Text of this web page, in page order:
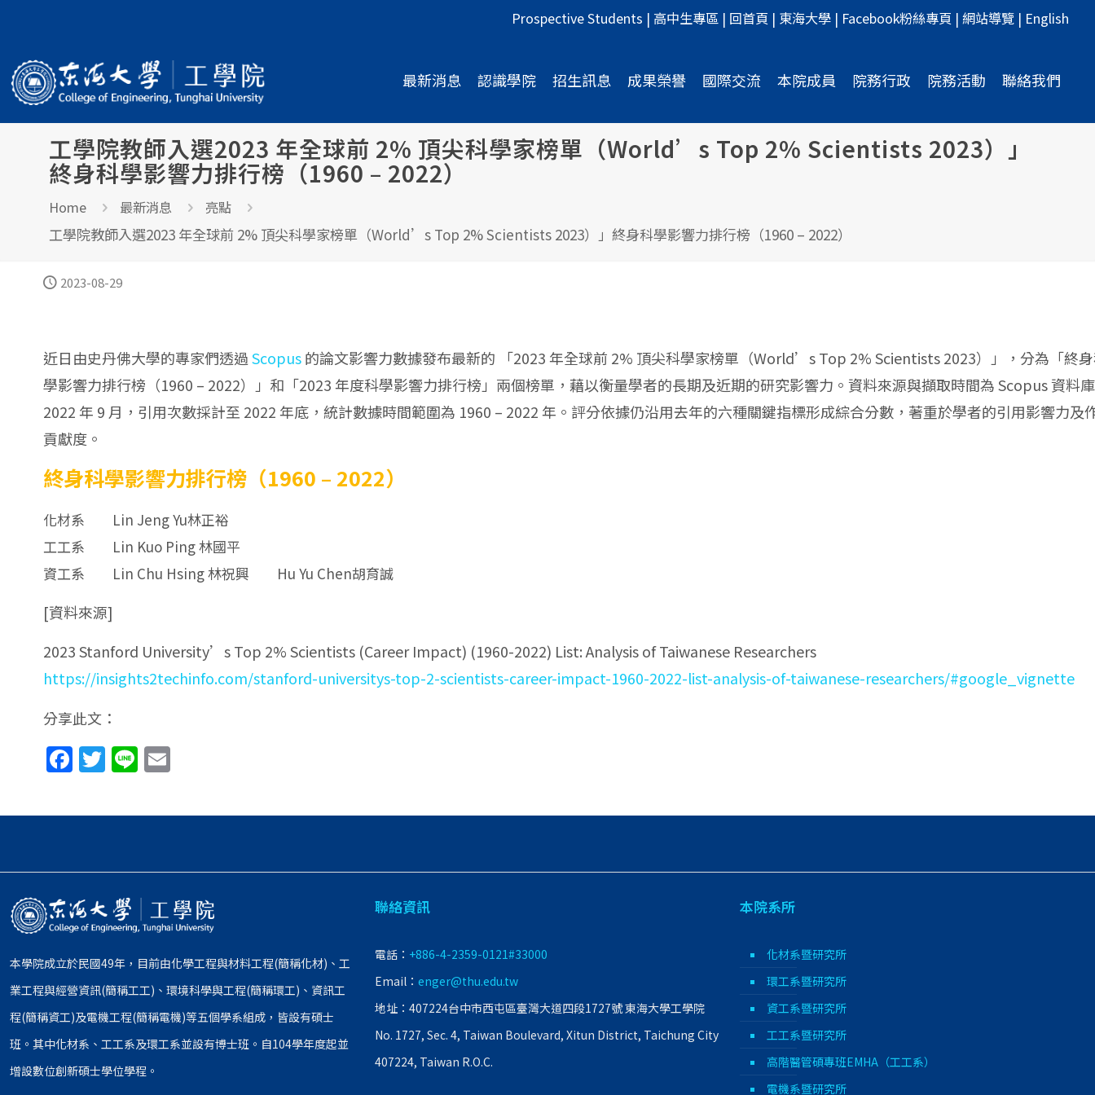
Prospective Students | 高中生專區 | 回首頁 | 東海大學 | Facebook粉絲專頁 | 網站導覽 | English
最新消息 認識學院 招生訊息 成果榮譽 國際交流 本院成員 院務行政 院務活動 聯絡我們
工學院教師入選2023 年全球前 2% 頂尖科學家榜單（World’s Top 2% Scientists 2023）」
終身科學影響力排行榜（1960 – 2022）
Home 最新消息 亮點
工學院教師入選2023 年全球前 2% 頂尖科學家榜單（World’s Top 2% Scientists 2023）」終身科學影響力排行榜（1960 – 2022）
2023-08-29
近日由史丹佛大學的專家們透過Scopus的論文影響力數據發布最新的 「2023 年全球前 2% 頂尖科學家榜單（World’s Top 2% Scientists 2023）」，分為「終
學影響力排行榜（1960 – 2022）」和「2023 年度科學影響力排行榜」兩個榜單，藉以衡量學者的長期及近期的研究影響力。資料來源與擷取時間為 Scopus 資料庫
2022 年 9 月，引用次數採計至 2022 年底，統計數據時間範圍為 1960 – 2022 年。評分依據仍沿用去年的六種關鍵指標形成綜合分數，著重於學者的引用影響力及
貢獻度。
終身科學影響力排行榜（1960 – 2022）
化材系 Lin Jeng Yu林正裕
工工系 Lin Kuo Ping 林國平
資工系 Lin Chu Hsing 林祝興 Hu Yu Chen胡育誠
[資料來源]
2023 Stanford University’s Top 2% Scientists (Career Impact) (1960-2022) List: Analysis of Taiwanese Researchers
https://insights2techinfo.com/stanford-universitys-top-2-scientists-career-impact-1960-2022-list-analysis-of-taiwanese-researchers/#google_vignette
分享此文：
Facebook
Twitter
Line
本學院成立於民國49年，目前由化學工程與材料工程(簡稱化材)、工
業工程與經營資訊(簡稱工工)、環境科學與工程(簡稱環工)、資訊工
程(簡稱資工)及電機工程(簡稱電機)等五個學系組成，皆設有碩士
班。其中化材系、工工系及環工系並設有博士班。自104學年度起並
增設數位創新碩士學位學程。
聯絡資訊
電話： +886-4-2359-0121#33000
Email： enger@thu.edu.tw
地址：407224台中市西屯區臺灣大道四段1727號 東海大學工學院
No. 1727, Sec. 4, Taiwan Boulevard, Xitun District, Taichung City
407224, Taiwan R.O.C.
本院系所
化材系暨研究所
環工系暨研究所
資工系暨研究所
工工系暨研究所
高階醫管碩專班EMHA（工工系）
電機系暨研究所